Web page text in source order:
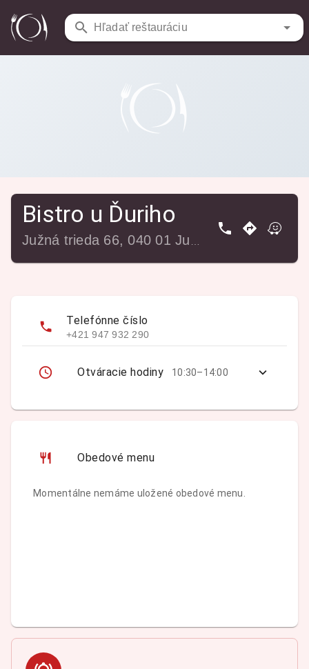
Hľadať reštauráciu
Reštaurácie / Bistro u Ďuriho
Bistro u Ďuriho
Telefónne číslo
+421 947 932 290
Otváracie hodiny 10:30–14:00
Obedové menu
Momentálne nemáme uložené obedové menu.